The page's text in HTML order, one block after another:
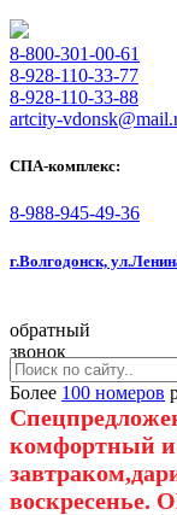
8-800-301-00-61
8-928-110-33-77
8-928-110-33-88
artcity-
СПА-комплекс:
8-988-945-49-36
г.Волгодонск,
обратный
звонок
Более 100 номеров
комфортный и